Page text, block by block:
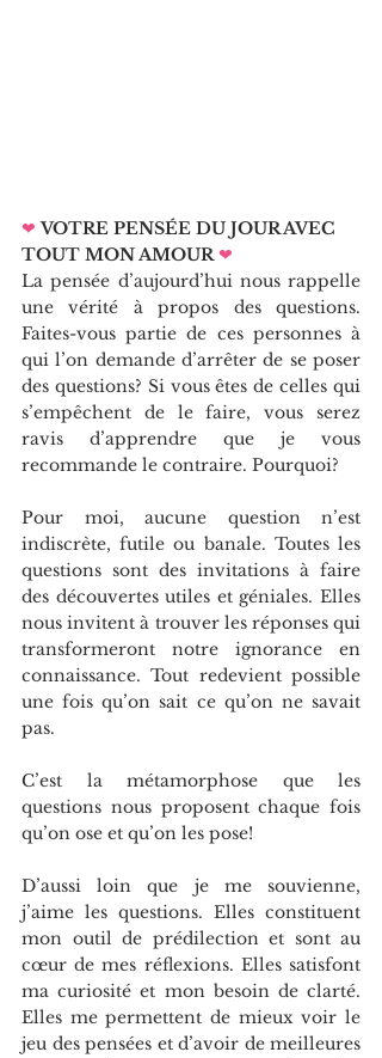
❤ VOTRE PENSÉE DU JOUR AVEC
TOUT MON AMOUR ❤
La pensée d’aujourd’hui nous rappelle
une vérité à propos des questions.
Faites-vous partie de ces personnes à
qui l’on demande d’arrêter de se poser
des questions? Si vous êtes de celles qui
s’empêchent de le faire, vous serez
ravis d’apprendre que je vous
recommande le contraire. Pourquoi?
Pour moi, aucune question n’est
indiscrète, futile ou banale. Toutes les
questions sont des invitations à faire
des découvertes utiles et géniales. Elles
nous invitent à trouver les réponses qui
transformeront notre ignorance en
connaissance. Tout redevient possible
une fois qu’on sait ce qu’on ne savait
pas.
C’est la métamorphose que les
questions nous proposent chaque fois
qu’on ose et qu’on les pose!
D’aussi loin que je me souvienne,
j’aime les questions. Elles constituent
mon outil de prédilection et sont au
cœur de mes réflexions. Elles satisfont
ma curiosité et mon besoin de clarté.
Elles me permettent de mieux voir le
jeu des pensées et d’avoir de meilleures